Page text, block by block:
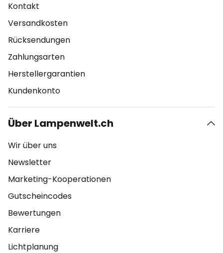
Kontakt
Versandkosten
Rücksendungen
Zahlungsarten
Herstellergarantien
Kundenkonto
Über Lampenwelt.ch
Wir über uns
Newsletter
Marketing-Kooperationen
Gutscheincodes
Bewertungen
Karriere
Lichtplanung